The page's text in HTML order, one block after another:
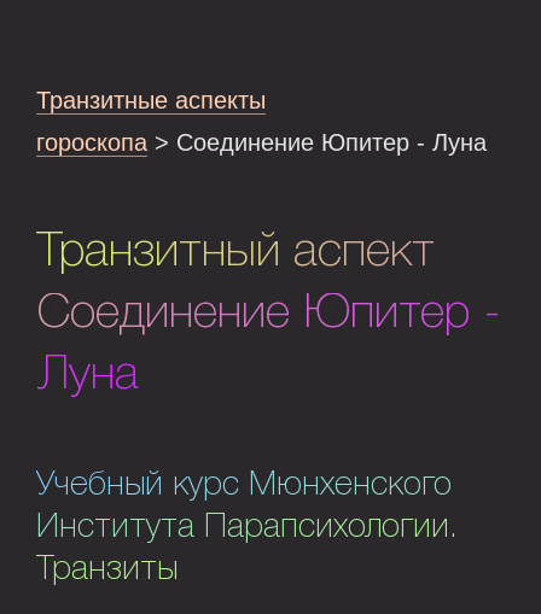
Транзитные аспекты
гороскопа > Соединение Юпитер - Луна
Транзитный аспект
Соединение Юпитер -
Луна
Учебный курс Мюнхенского
Института Парапсихологии.
Транзиты